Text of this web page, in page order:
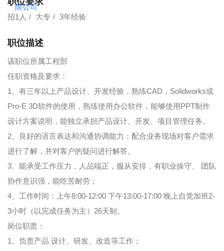
招1人 大专 3年经验
职位描述
该职位所属工程部
任职资格及要求：
1、有三年以上产品设计、开发经验，熟练CAD，Solidworks或
Pro-E 3D软件的使用，熟练使用办公软件，能够使用PPT制作
设计方案说明，能独立承担产品设计、开发、项目管理任务。
2、良好的语言表达和沟通协调能力；配合业务现场对客户需求
进行了解，并对客户的疑问进行解答。
3、能承受工作压力，人品端正，服从安排，有职业操守、 团队
协作意识强，能吃苦耐劳；
4、工作时间：上午8:00-12:00 下午13:00-17:00 晚上自觉加班2-
3小时（以完成任务为主）26天制。
岗位职责：
1、负责产品 设计、研发、改造等工作；